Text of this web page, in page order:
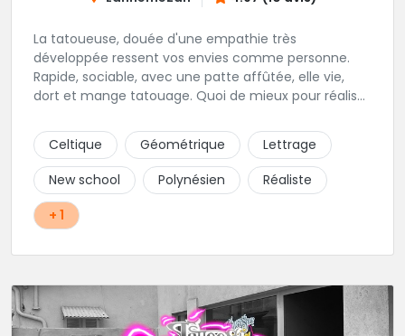
La tatoueuse, douée d'une empathie très
développée ressent vos envies comme personne.
Rapide, sociable, avec une patte affûtée, elle vie,
dort et mange tatouage. Quoi de mieux pour réaliser
Celtique
Géométrique
Lettrage
New school
Polynésien
Réaliste
+ 1